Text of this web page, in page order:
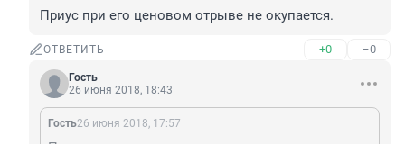
Приус при его ценовом отрыве не окупается.
ОТВЕТИТЬ +0 –0
Гость
26 июня 2018, 18:43
Гость26 июня 2018, 17:57